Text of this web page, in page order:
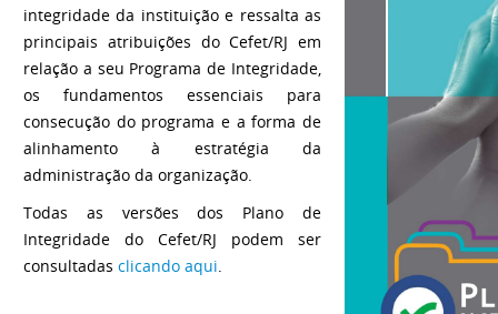
integridade da instituição e ressalta as
principais atribuições do Cefet/RJ em
relação a seu Programa de Integridade,
os fundamentos essenciais para
consecução do programa e a forma de
alinhamento à estratégia da
administração da organização.
Todas as versões dos Plano de
Integridade do Cefet/RJ podem ser
consultadas clicando aqui.